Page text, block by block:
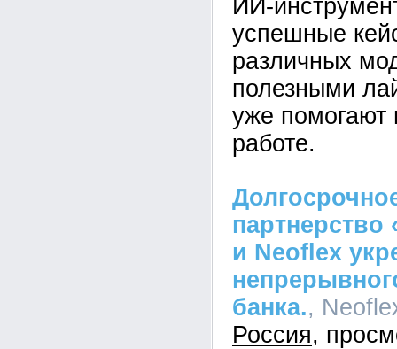
ИИ-
успешные
различных
полезными
уже помогают
работе.
партнерство
и Neoflex
банка.,
Россия